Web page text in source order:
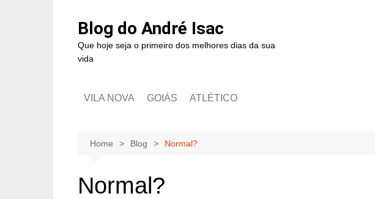
Blog do André Isac
Que hoje seja o primeiro dos melhores dias da sua
vida
VILA NOVA GOIÁS ATLÉTICO
Home Blog Normal?
Normal?